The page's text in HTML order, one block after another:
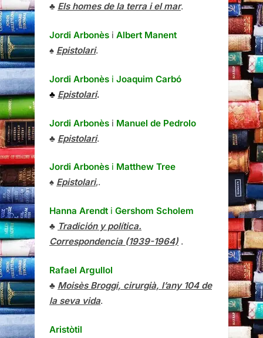
♣ Els homes de la terra i el mar.
Jordi Arbonès i Albert Manent
♠ Epistolari.
Jordi Arbonès i Joaquim Carbó
♣ Epistolari.
Jordi Arbonès i Manuel de Pedrolo
♣ Epistolari.
Jordi Arbonès i Matthew Tree
♠ Epistolari,.
Hanna Arendt i Gershom Scholem
♣ Tradición y política.
Correspondencia (1939-1964) .
Rafael Argullol
♣ Moisès Broggi, cirurgià, l’any 104 de
la seva vida.
Aristòtil